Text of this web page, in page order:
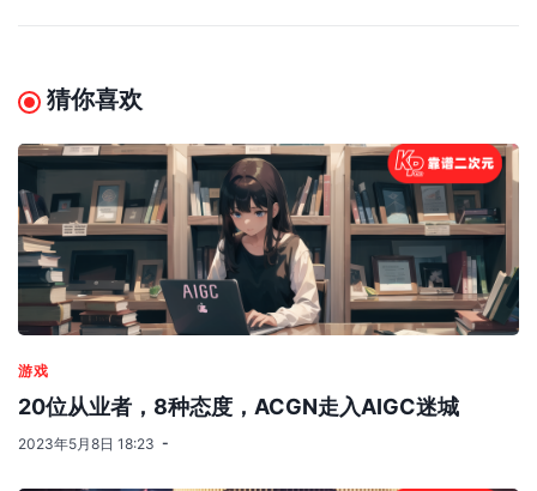
猜你喜欢
游戏
20位从业者，8种态度，ACGN走入AIGC迷城
2023年5月8日 18:23